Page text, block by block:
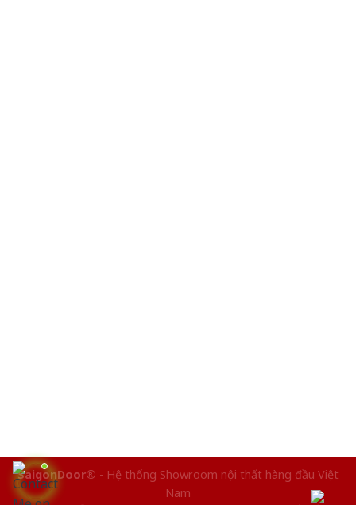
SaigonDoor® - Hệ thống Showroom nội thất hàng đầu Việt
Nam